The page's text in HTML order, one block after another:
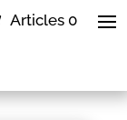
Articles 0